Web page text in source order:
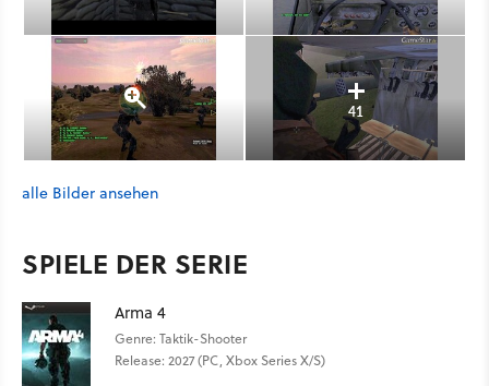
41
alle Bilder ansehen
SPIELE DER SERIE
Arma 4
Genre: Taktik-Shooter
Release: 2027 (PC, Xbox Series X/S)